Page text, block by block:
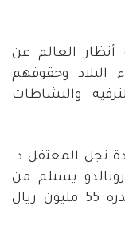
العالم عن
البلاد وحقوقهم
والنشاطات
نجل المعتقل د.
يستلم من
الحكومة السعودية شهرياً مبلغا قدره 55 مليون ريال